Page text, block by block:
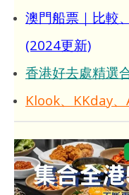
澳門船票｜比較
(2024更新)
香港好去處精選
Klook、KKday